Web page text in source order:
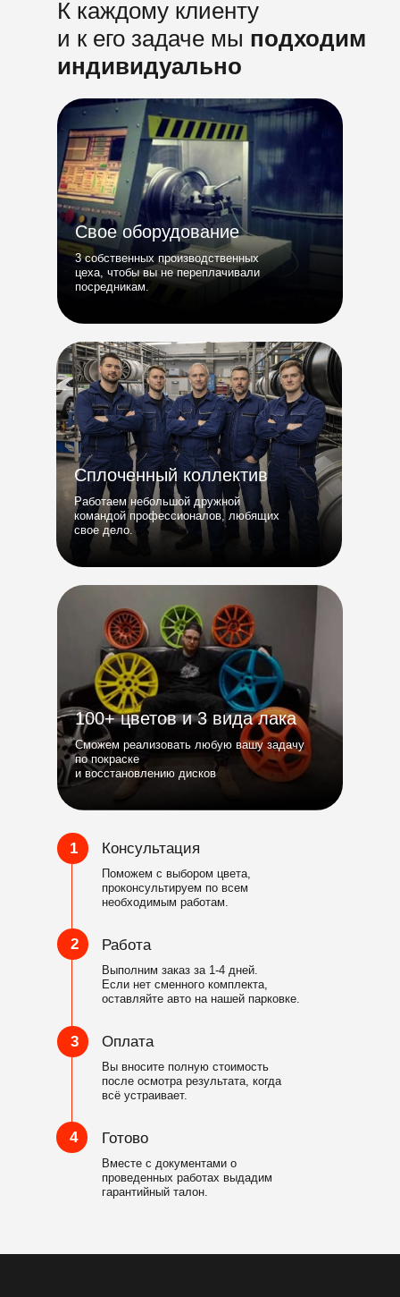
Свое оборудование
3 собственных производственных
цеха, чтобы вы не переплачивали
посредникам.
Сплоченный коллектив
Работаем небольшой дружной
командой профессионалов, любящих
свое дело.
100+ цветов и 3 вида лака
Сможем реализовать любую вашу задачу
по покраске
и восстановлению дисков
1
2
3
4
Консультация
Поможем с выбором цвета,
проконсультируем по всем
необходимым работам.
Работа
Выполним заказ за 1-4 дней.
Если нет сменного комплекта,
оставляйте авто на нашей парковке.
Оплата
Вы вносите полную стоимость
после осмотра результата, когда
всё устраивает.
Готово
Вместе с документами о
проведенных работах выдадим
гарантийный талон.
К каждому клиенту
и к его задаче мы подходим
индивидуально